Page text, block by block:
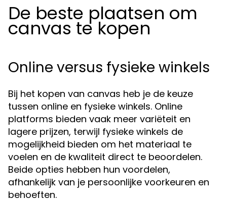
De beste plaatsen om
canvas te kopen
Online versus fysieke winkels
Bij het kopen van canvas heb je de keuze
tussen online en fysieke winkels. Online
platforms bieden vaak meer variëteit en
lagere prijzen, terwijl fysieke winkels de
mogelijkheid bieden om het materiaal te
voelen en de kwaliteit direct te beoordelen.
Beide opties hebben hun voordelen,
afhankelijk van je persoonlijke voorkeuren en
behoeften.